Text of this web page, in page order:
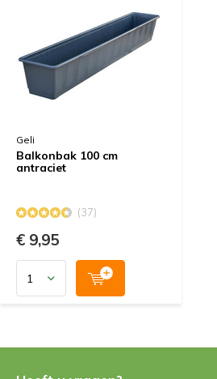
Geli
Balkonbak 100 cm
antraciet
(37)
€ 9,95